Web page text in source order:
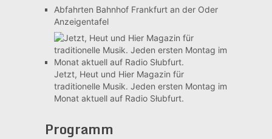
Abfahrten Bahnhof Frankfurt an der Oder
Anzeigentafel
Jetzt, Heut und HierMagazin für
traditionelle Musik. Jeden ersten Montag im
Monat aktuell auf Radio Słubfurt.
Programm